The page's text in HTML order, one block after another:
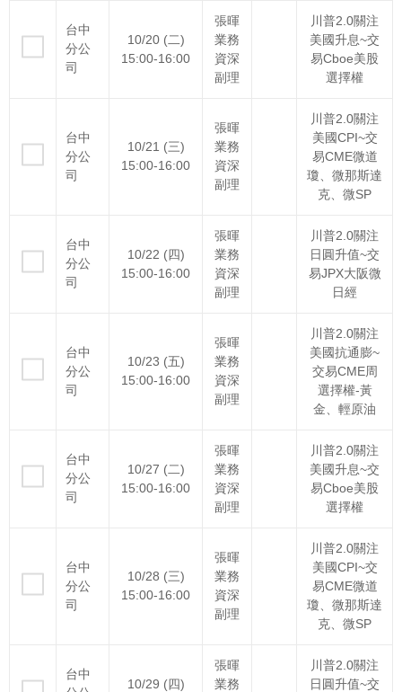
台中
分公
司
10/20 (二)
15:00-16:00
張暉
業務
資深
副理
川普2.0關注
美國升息~交
易Cboe美股
選擇權
台中
分公
司
10/21 (三)
15:00-16:00
張暉
業務
資深
副理
川普2.0關注
美國CPI~交
易CME微道
瓊、微那斯達
克、微SP
台中
分公
司
10/22 (四)
15:00-16:00
張暉
業務
資深
副理
川普2.0關注
日圓升值~交
易JPX大阪微
日經
台中
分公
司
10/23 (五)
15:00-16:00
張暉
業務
資深
副理
川普2.0關注
美國抗通膨~
交易CME周
選擇權-黃
金、輕原油
台中
分公
司
10/27 (二)
15:00-16:00
張暉
業務
資深
副理
川普2.0關注
美國升息~交
易Cboe美股
選擇權
台中
分公
司
10/28 (三)
15:00-16:00
張暉
業務
資深
副理
川普2.0關注
美國CPI~交
易CME微道
瓊、微那斯達
克、微SP
台中
10/29 (四)
張暉
業務
川普2.0關注
日圓升值~交